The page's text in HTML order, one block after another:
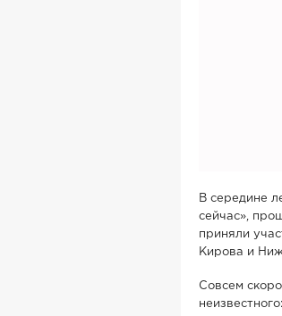
В середине
сейчас»,
приняли
Кирова и
Совсем